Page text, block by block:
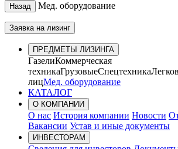
Назад
Мед. оборудование
Заявка на лизинг
ПРЕДМЕТЫ ЛИЗИНГА
ГазелиКоммерческая
техникаГрузовыеСпецтехника
лицМед. оборудование
КАТАЛОГ
О КОМПАНИИ
О нас История компании Новости
Вакансии Устав и иные документы
ИНВЕСТОРАМ